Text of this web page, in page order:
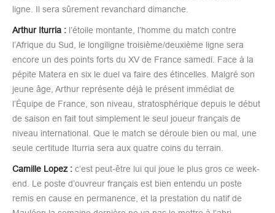
ligne. Il sera sûrement revanchard dimanche.
Arthur Iturria : l’étoile montante, l’homme du match contre
l’Afrique du Sud, le longiligne troisième/deuxième ligne sera
encore un des points forts du XV de France samedi. Face à la
pépite Matera en six le duel va faire des étincelles. Malgré son
jeune âge, Arthur représente déjà le présent immédiat de
l’Équipe de France, son niveau, stratosphérique depuis le début
de saison en fait tout simplement le seul joueur français de
niveau international. Que le match se déroule bien ou mal, une
seule certitude Iturria sera aux quatre coins du terrain.
Camille Lopez : c’est peut-être lui qui joue le plus gros ce week-
end. Le poste d’ouvreur français est bien entendu un poste
remis en cause en permanence, et la prestation du natif de